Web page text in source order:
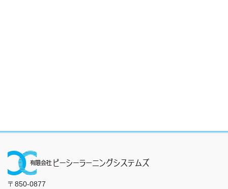
〒850-0877